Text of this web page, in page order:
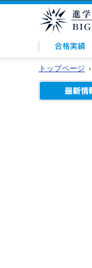
トップページ ›